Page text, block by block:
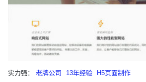
实力强： 老牌公司 13年经验
H5页面制作